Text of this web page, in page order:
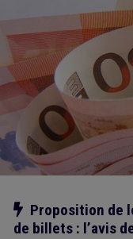
Notre action
Proposition de
de billets : l’avis